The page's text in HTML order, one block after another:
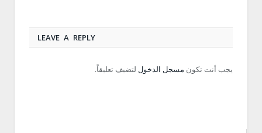
LEAVE A REPLY
يجب أنت تكون مسجل الدخول لتضيف تعليقاً.